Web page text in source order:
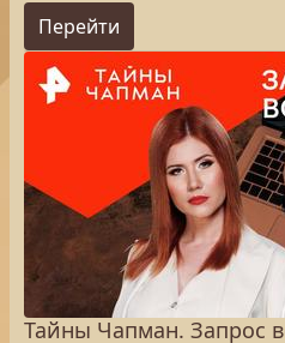
Перейти
Тайны Чапман. Запрос